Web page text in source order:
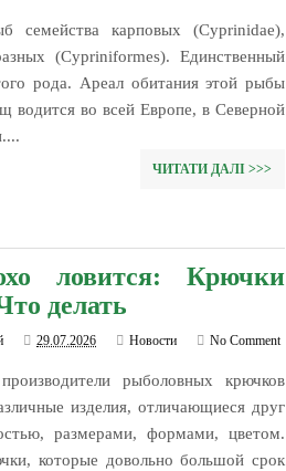
карповых (Cyprinidae),
(Cypriniformes). Единственный
рода. Ареал обитания этой рыбы
водится во всей Европе, в Северной
ЧИТАТИ ДАЛІ >>>
ловится: Крючки
делать
29.07.2026 Новости No Comment
рыболовных крючков
изделия, отличающиеся друг
размерами, формами, цветом.
которые довольно большой срок